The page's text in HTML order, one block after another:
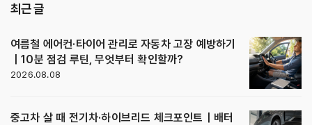
최근 글
여름철 에어컨·타이어 관리로 자동차 고장 예방하기
｜10분 점검 루틴, 무엇부터 확인할까?
2026.08.08
중고차 살 때 전기차·하이브리드 체크포인트｜배터